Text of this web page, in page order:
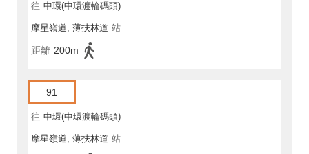
往 中環(中環渡輪碼頭)
摩星嶺道, 薄扶林道 站
距離 200m
91
往 中環(中環渡輪碼頭)
摩星嶺道, 薄扶林道 站